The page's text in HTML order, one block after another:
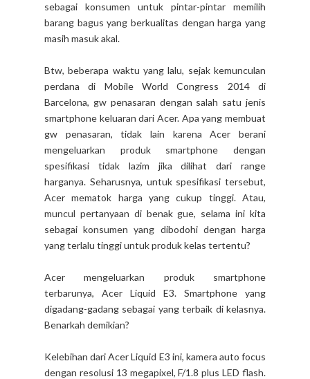
sebagai konsumen untuk pintar-pintar memilih
barang bagus yang berkualitas dengan harga yang
masih masuk akal.
Btw, beberapa waktu yang lalu, sejak kemunculan
perdana di Mobile World Congress 2014 di
Barcelona, gw penasaran dengan salah satu jenis
smartphone keluaran dari Acer. Apa yang membuat
gw penasaran, tidak lain karena Acer berani
mengeluarkan produk smartphone dengan
spesifikasi tidak lazim jika dilihat dari range
harganya. Seharusnya, untuk spesifikasi tersebut,
Acer mematok harga yang cukup tinggi. Atau,
muncul pertanyaan di benak gue, selama ini kita
sebagai konsumen yang dibodohi dengan harga
yang terlalu tinggi untuk produk kelas tertentu?
Acer mengeluarkan produk smartphone
terbarunya, Acer Liquid E3. Smartphone yang
digadang-gadang sebagai yang terbaik di kelasnya.
Benarkah demikian?
Kelebihan dari Acer Liquid E3 ini, kamera auto focus
dengan resolusi 13 megapixel, F/1.8 plus LED flash.